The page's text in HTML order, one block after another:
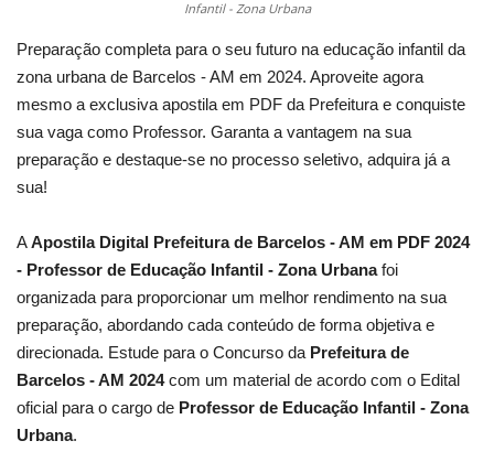
Infantil - Zona Urbana
Preparação completa para o seu futuro na educação infantil da
zona urbana de Barcelos - AM em 2024. Aproveite agora
mesmo a exclusiva apostila em PDF da Prefeitura e conquiste
sua vaga como Professor. Garanta a vantagem na sua
preparação e destaque-se no processo seletivo, adquira já a
sua!
AApostila Digital Prefeitura de Barcelos - AM em PDF 2024
- Professor de Educação Infantil - Zona Urbanafoi
organizada para proporcionar um melhor rendimento na sua
preparação, abordando cada conteúdo de forma objetiva e
direcionada. Estude para o Concurso da Prefeitura de
Barcelos - AM 2024com um material de acordo com o Edital
oficial para o cargo de Professor de Educação Infantil - Zona
Urbana.